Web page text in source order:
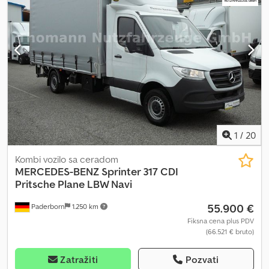
1 / 20
Paderborn 1.250 km
Kombi vozilo sa ceradom
MERCEDES-BENZ Sprinter 317 CDI
Pritsche Plane LBW Navi
55.900 €
Fiksna cena plus PDV
(66.521 € bruto)
Zatražiti Pozvati